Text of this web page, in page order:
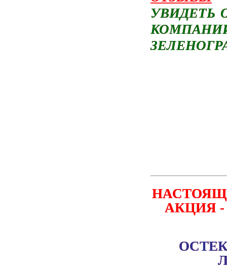
УВИДЕТЬ
АКЦИЯ